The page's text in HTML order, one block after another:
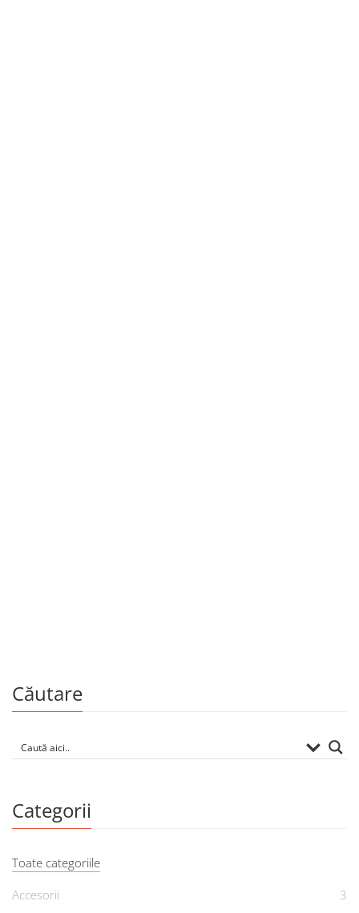
Căutare
Categorii
Toate categoriile
Accesorii
3